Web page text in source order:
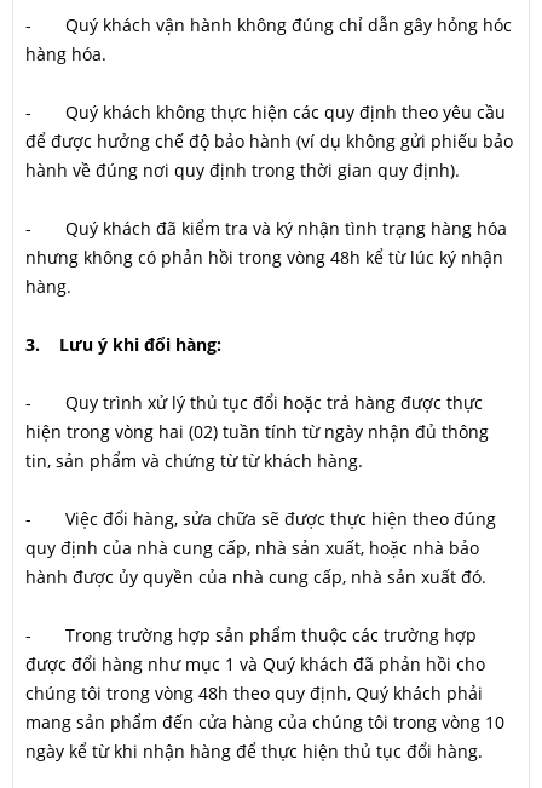
- Quý khách vận hành không đúng chỉ dẫn gây hỏng hóc
hàng hóa.
- Quý khách không thực hiện các quy định theo yêu cầu
để được hưởng chế độ bảo hành (ví dụ không gửi phiếu bảo
hành về đúng nơi quy định trong thời gian quy định).
- Quý khách đã kiểm tra và ký nhận tình trạng hàng hóa
nhưng không có phản hồi trong vòng 48h kể từ lúc ký nhận
hàng.
3. Lưu ý khi đổi hàng:
- Quy trình xử lý thủ tục đổi hoặc trả hàng được thực
hiện trong vòng hai (02) tuần tính từ ngày nhận đủ thông
tin, sản phẩm và chứng từ từ khách hàng.
- Việc đổi hàng, sửa chữa sẽ được thực hiện theo đúng
quy định của nhà cung cấp, nhà sản xuất, hoặc nhà bảo
hành được ủy quyền của nhà cung cấp, nhà sản xuất đó.
- Trong trường hợp sản phẩm thuộc các trường hợp
được đổi hàng như mục 1 và Quý khách đã phản hồi cho
chúng tôi trong vòng 48h theo quy định, Quý khách phải
mang sản phẩm đến cửa hàng của chúng tôi trong vòng 10
ngày kể từ khi nhận hàng để thực hiện thủ tục đổi hàng.